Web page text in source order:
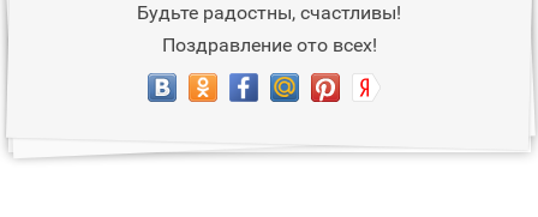
Будьте радостны, счастливы!
Поздравление ото всех!